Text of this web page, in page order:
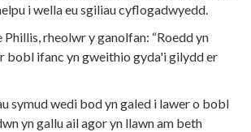
i wella eu sgiliau cyflogadwyedd.
rheolwr y ganolfan: “Roedd yn
bobl ifanc yn gweithio gyda'i gilydd er
symud wedi bod yn galed i lawer o bobl
yn gallu ail agor yn llawn am beth